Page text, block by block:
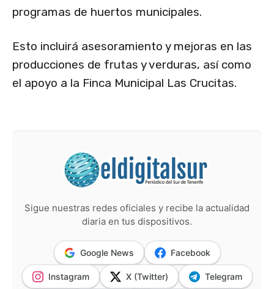
programas de huertos municipales.
Esto incluirá asesoramiento y mejoras en las
producciones de frutas y verduras, así como
el apoyo a la Finca Municipal Las Crucitas.
Sigue nuestras redes oficiales y recibe la actualidad
diaria en tus dispositivos.
Google News Facebook
Instagram X (Twitter) Telegram